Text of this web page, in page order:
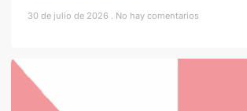
30 de julio de 2026 No hay comentarios